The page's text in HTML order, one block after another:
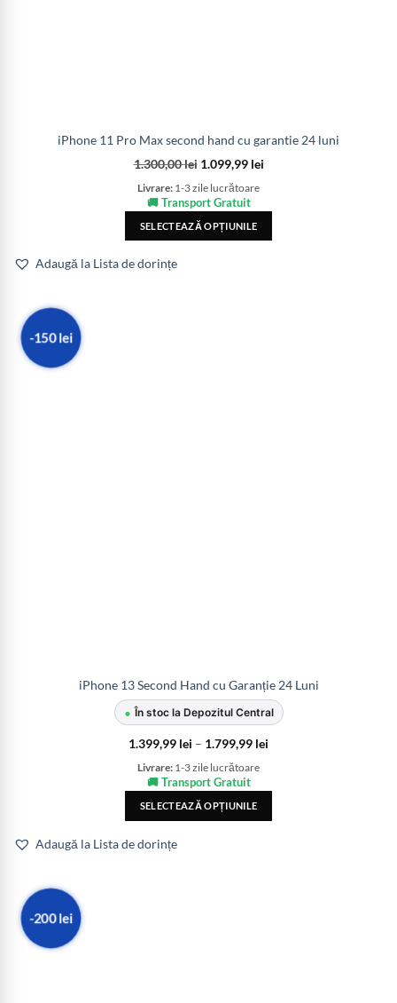
iPhone 11 Pro Max second hand cu garantie 24 luni
1.300,00lei 1.099,99 lei
Livrare: 1-3 zile lucrătoare
🚚 Transport Gratuit
SELECTEAZĂ OPȚIUNILE
Adaugă la Lista de dorințe
-150 lei
iPhone 13 Second Hand cu Garanție 24 Luni
• În stoc la Depozitul Central
1.399,99 lei – 1.799,99 lei
Livrare: 1-3 zile lucrătoare
🚚 Transport Gratuit
SELECTEAZĂ OPȚIUNILE
Adaugă la Lista de dorințe
-200 lei